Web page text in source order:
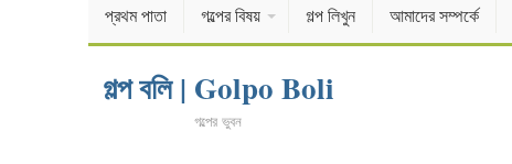
প্রথম পাতা গল্পের বিষয় গল্প লিখুন আমাদের সম্পর্কে
গল্প বলি | Golpo Boli
গল্পের ভুবন